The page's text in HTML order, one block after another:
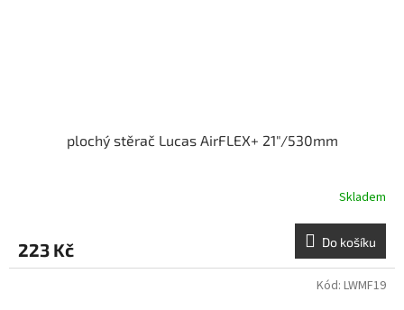
plochý stěrač Lucas AirFLEX+ 21"/530mm
Skladem
223 Kč Do košíku
Kód: LWMF19